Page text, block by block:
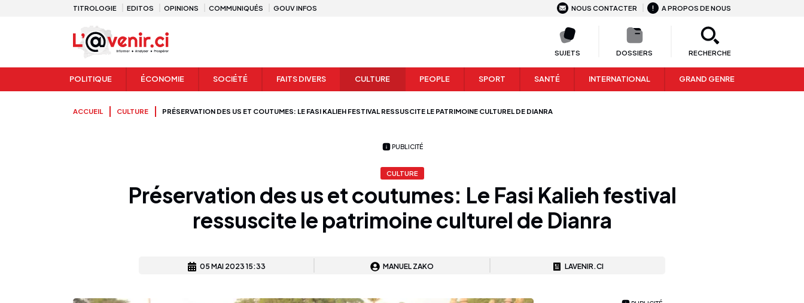
TITROLOGIE EDITOS OPINIONS COMMUNIQUÉS GOUV INFOS NOUS CONTACTER A PROPOS DE NOUS
SUJETS DOSSIERS RECHERCHE
POLITIQUE ÉCONOMIE SOCIÉTÉ FAITS DIVERS CULTURE PEOPLE SPORT SANTÉ INTERNATIONAL GRAND GENRE
ACCUEIL CULTURE PRÉSERVATION DES US ET COUTUMES: LE FASI KALIEH FESTIVAL RESSUSCITE LE PATRIMOINE CULTUREL DE DIANRA
PUBLICITÉ
CULTURE
Préservation des us et coutumes: Le Fasi Kalieh festival
ressuscite le patrimoine culturel de Dianra
05 MAI 2023 15:33 MANUEL ZAKO LAVENIR.CI